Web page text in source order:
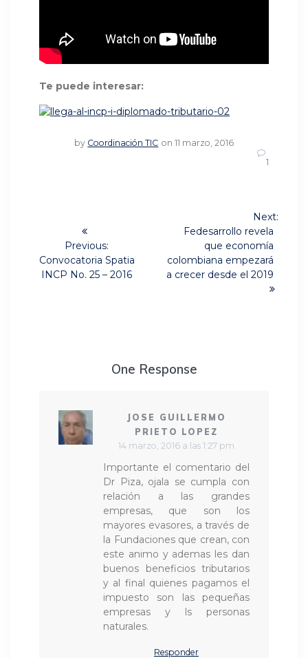
Te puede interesar:
by Coordinación TIC on 11 marzo, 2016
1
entradas
Previous:
Previous
post:
Convocatoria Spatia
INCP No. 25 – 2016
Next:
NextFedesarrollo revela
que economía
colombiana empezará
a crecer desde el 2019
One Response
JOSE GUILLERMO
PRIETO LOPEZ
14 marzo, 2016 a las 1:27 pm
Importante el comentario del
Dr Piza, ojala se cumpla con
relación a las grandes
empresas, que son los
mayores evasores, a través de
la Fundaciones que crean, con
este animo y ademas les dan
buenos beneficios tributarios
y al final quienes pagamos el
impuesto son las pequeñas
empresas y ls personas
naturales.
Responder